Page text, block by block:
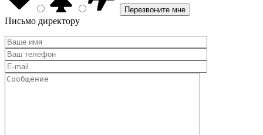
Письмо директору